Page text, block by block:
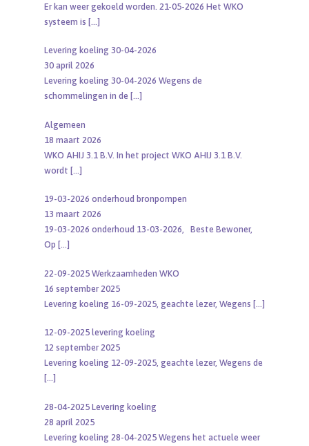
Er kan weer gekoeld worden. 21-05-2026 Het WKO
systeem is […]
Levering koeling 30-04-2026
30 april 2026
Levering koeling 30-04-2026 Wegens de
schommelingen in de […]
Algemeen
18 maart 2026
WKO AHIJ 3.1 B.V. In het project WKO AHIJ 3.1 B.V.
wordt […]
19-03-2026 onderhoud bronpompen
13 maart 2026
19-03-2026 onderhoud 13-03-2026, Beste Bewoner,
Op […]
22-09-2025 Werkzaamheden WKO
16 september 2025
Levering koeling 16-09-2025, geachte lezer, Wegens […]
12-09-2025 levering koeling
12 september 2025
Levering koeling 12-09-2025, geachte lezer, Wegens de
[…]
28-04-2025 Levering koeling
28 april 2025
Levering koeling 28-04-2025 Wegens het actuele weer